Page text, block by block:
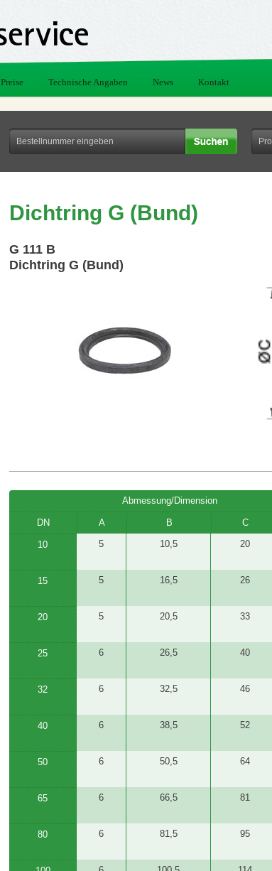
Preise Technische Angaben News Kontakt
Dichtring G (Bund)
G 111 B
Dichtring G (Bund)
Abmessung/Dimension
DN A B C
10 5 10,5 20
15 5 16,5 26
20 5 20,5 33
25 6 26,5 40
32 6 32,5 46
40 6 38,5 52
50 6 50,5 64
65 6 66,5 81
80 6 81,5 95